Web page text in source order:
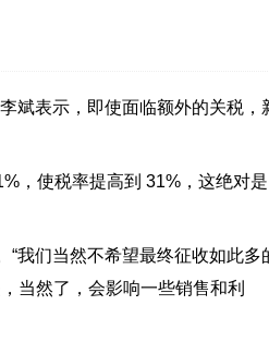
斌表示，即使面临额外的关税，
，使税率提高到 31%，这绝对是
“我们当然不希望最终征收如此多
当然了，会影响一些销售和利